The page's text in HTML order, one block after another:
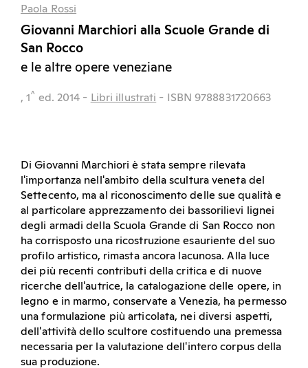
Paola Rossi
Giovanni Marchiori alla Scuole Grande di
San Rocco
e le altre opere veneziane
, 1^ ed. 2014 - Libri illustrati - ISBN 9788831720663
Di Giovanni Marchiori è stata sempre rilevata
l'importanza nell'ambito della scultura veneta del
Settecento, ma al riconoscimento delle sue qualità e
al particolare apprezzamento dei bassorilievi lignei
degli armadi della Scuola Grande di San Rocco non
ha corrisposto una ricostruzione esauriente del suo
profilo artistico, rimasta ancora lacunosa. Alla luce
dei più recenti contributi della critica e di nuove
ricerche dell'autrice, la catalogazione delle opere, in
legno e in marmo, conservate a Venezia, ha permesso
una formulazione più articolata, nei diversi aspetti,
dell'attività dello scultore costituendo una premessa
necessaria per la valutazione dell'intero corpus della
sua produzione.